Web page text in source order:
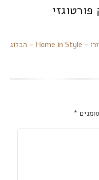
קיץ פורטוגזי: קסם עמק הדורו – Home in Style – הבלוג
*